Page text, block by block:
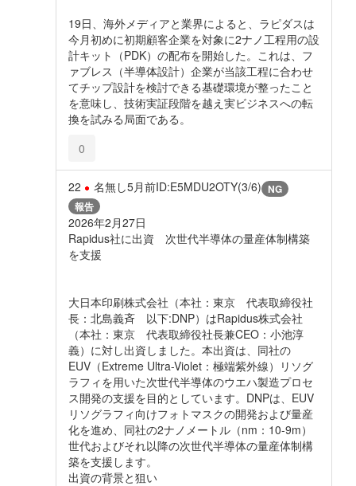
19日、海外メディアと業界によると、ラピダスは
今月初めに初期顧客企業を対象に2ナノ工程用の設
計キット（PDK）の配布を開始した。これは、フ
ァブレス（半導体設計）企業が当該工程に合わせ
てチップ設計を検討できる基礎環境が整ったこと
を意味し、技術実証段階を越え実ビジネスへの転
換を試みる局面である。
0
22 名無し5月前ID:E5MDU2OTY(3/6) NG
報告
2026年2月27日
Rapidus社に出資 次世代半導体の量産体制構築
を支援
大日本印刷株式会社（本社：東京 代表取締役社
長：北島義斉 以下:DNP）はRapidus株式会社
（本社：東京 代表取締役社長兼CEO：小池淳
義）に対し出資しました。本出資は、同社の
EUV（Extreme Ultra-Violet：極端紫外線）リソグ
ラフィを用いた次世代半導体のウエハ製造プロセ
ス開発の支援を目的としています。DNPは、EUV
リソグラフィ向けフォトマスクの開発および量産
化を進め、同社の2ナノメートル（nm：10-9m）
世代およびそれ以降の次世代半導体の量産体制構
築を支援します。
出資の背景と狙い